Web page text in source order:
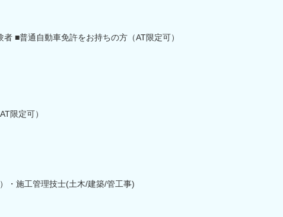
■普通自動車免許をお持ちの方（AT限定可）
限定可）
・施工管理技士(土木/建築/管工事)